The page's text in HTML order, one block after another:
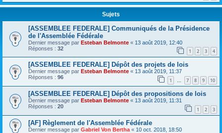
Sujets
[ASSEMBLEE FEDERALE] Communiqués de la Présidence
de l'Assemblée Fédérale
Dernier message par Esteban Belmonte « 13 août 2019, 12:40
Réponses : 32 1 2 3 4
[ASSEMBLEE FEDERALE] Dépôt des projets de lois
Dernier message par Esteban Belmonte « 13 août 2019, 11:37
Réponses : 96 1 … 7 8 9 10
[ASSEMBLEE FEDERALE] Dépôt des propositions de lois
Dernier message par Esteban Belmonte « 13 août 2019, 11:31
Réponses : 20 1 2 3
[AF] Règlement de l'Assemblée Fédérale
Dernier message par Gabriel Von Bertha « 10 oct. 2018, 18:50